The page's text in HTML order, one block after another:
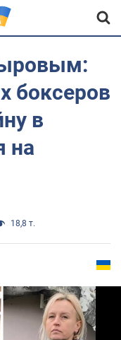
боксеров
в
на
18,8 т.